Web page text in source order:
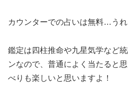
カウンターでの占いは無料…うれ
鑑定は四柱推命や九星気学など
ンなので、普通によく当たると
べりも楽しいと思いますよ！